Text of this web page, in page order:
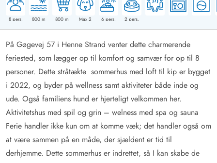
8pers. 800 m 800 m Max 2 6 pers. 2 pers.
På Gøgevej 57 i Henne Strand venter dette charmerende
feriested, som lægger op til komfort og samvær for op til 8
personer. Dette stråtækte sommerhus med loft til kip er bygget
i 2022, og byder på wellness samt aktiviteter både inde og
ude. Også familiens hund er hjerteligt velkommen her.
Aktivitetshus med spil og grin – welness med spa og sauna
Ferie handler ikke kun om at komme væk; det handler også om
at være sammen på en måde, der sjældent er tid til
derhjemme. Dette sommerhus er indrettet, så I kan skabe de